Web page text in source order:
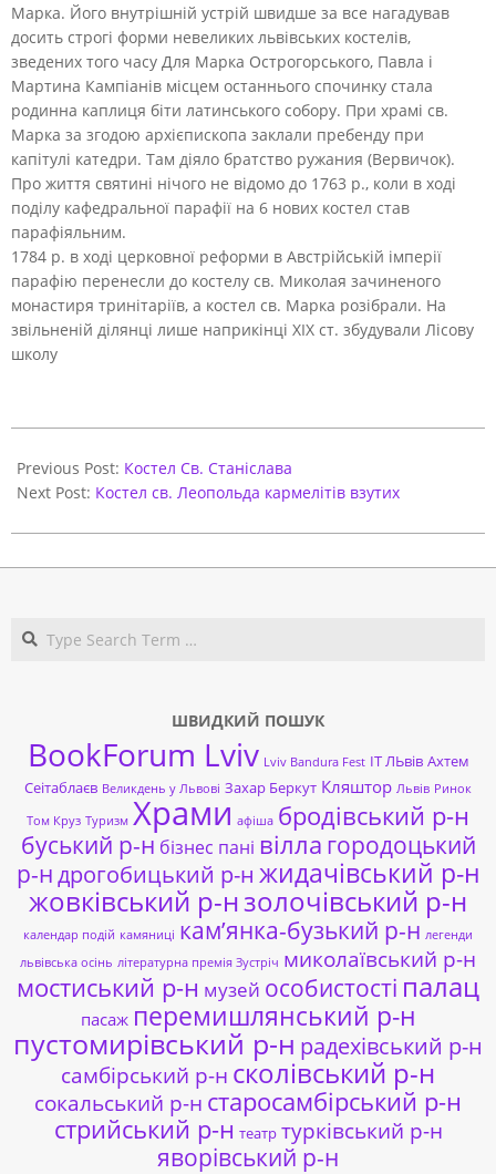
Марка. Його внутрішній устрій швидше за все нагадував
досить строгі форми невеликих львівських костелів,
зведених того часу Для Марка Острогорського, Павла і
Мартина Кампіанів місцем останнього спочинку стала
родинна каплиця біти латинського собору. При храмі св.
Марка за згодою архієпископа заклали пребенду при
капітулі катедри. Там діяло братство ружания (Вервичок).
Про життя святині нічого не відомо до 1763 р., коли в ході
поділу кафедральної парафії на 6 нових костел став
парафіяльним.
1784 р. в ході церковної реформи в Австрійській імперії
парафію перенесли до костелу св. Миколая зачиненого
монастиря тринітаріїв, а костел св. Марка розібрали. На
звільненій ділянці лише наприкінці XIX ст. збудували Лісову
школу
11-
07
Previous Post: Костел Св. Станіслава
Next Post: Костел св. Леопольда кармелітів взутих
ШВИДКИЙ ПОШУК
BookForum Lviv Lviv Bandura Fest ІТ ЛЬвів Ахтем
Сеітаблаєв Великдень у Львові Захар Беркут Кляштор Львів Ринок
Том Круз Туризм Храми афіша бродівський р-н
буський р-н бізнес пані вілла городоцький
р-ндрогобицький р-н жидачівський р-н
жовківський р-нзолочівський р-н
календар подій камяниці кам’янка-бузький р-н легенди
львівська осінь літературна премія Зустріч миколаївський р-н
мостиський р-н музей особистості палац
пасаж перемишлянський р-н
пустомирівський р-н радехівський р-н
самбірський р-н сколівський р-н
сокальський р-н старосамбірський р-н
стрийський р-н театр турківський р-н
яворівський р-н